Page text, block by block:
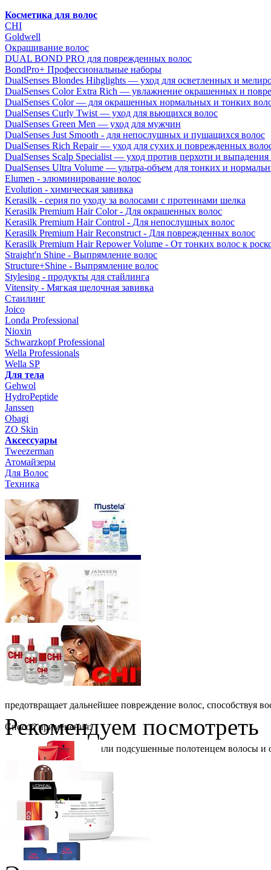
Косметика для волос
CHI
Goldwell
Окрашивание волос
DUAL BOND PRO для поврежденных волос
BondPro+ Профессиональные наборы
DualSenses Blondes Hihglights — уход для осветленных и
DualSenses Color Extra Rich — увлажнение окрашенных и
DualSenses Color — для окрашенных нормальных и тонких
DualSenses Curly Twist — уход для вьющихся волос
DualSenses Green Men — уход для мужчин
DualSenses Just Smooth - для непослушных и пушащихся волос
DualSenses Rich Repair — уход для сухих и поврежденных
DualSenses Scalp Specialist — уход против перхоти и выпадения
DualSenses Ultra Volume — ультра-объем для тонких и
Elumen - элюминирование волос
Evolution - химическая завивка
Kerasilk - серия по уходу за волосами с протеинами шелка
Kerasilk Premium Hair Color - Для окрашенных волос
Kerasilk Premium Hair Control - Для непослушных волос
Kerasilk Premium Hair Reconstruct - Для поврежденных волос
Kerasilk Premium Hair Repower Volume - От тонких волос к
Straight'n Shine - Выпрямление волос
Structure+Shine - Выпрямление волос
Stylesing - продукты для стайлинга
Vitensity - Мягкая щелочная завивка
Стаилинг
Joico
Londa Professional
Nioxin
Schwarzkopf Professional
Wella Professionals
Wella SP
Для тела
Gehwol
HydroPeptide
Janssen
Obagi
ZO Skin
Aксессуары
Tweezerman
Атомайзеры
Для Волос
Техника
предотвращает дальнейшее повреждение волос, способствуя
Способ применения:
Нанесите на влажные или подсушенные полотенцем волосы и
Рекомендуем посмотреть
Schwarzkopf Professional IGORA Royal крем-краска для волос
Ожидается
VipBerry Атомайзер - флакон для духов (розовый)